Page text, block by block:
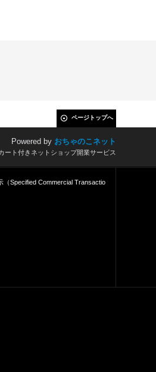
ページトップへ
Powered by おちゃのこネット
ート付きネットショップ開業サービス
（Specified Commercial Transactio